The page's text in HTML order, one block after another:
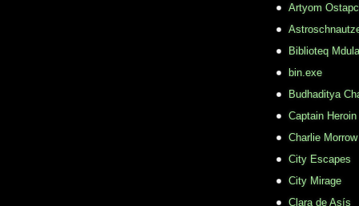
Artyom
Biblioteq
bin.exe
Budhaditya
Captain Heroin
Charlie Morrow
City Escapes
City Mirage
Clara de Asís